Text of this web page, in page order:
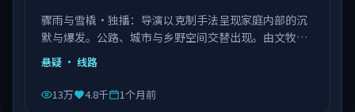
骤雨与雪橇·独播：导演以克制手法呈现家庭内部的沉
默与爆发。公路、城市与乡野空间交替出现。由文牧野
执导，秦海璐、文淇、邓恩熙等主演，意大利出品，类
型为悬疑。
悬疑 · 线路
13万 4.8千 1个月前